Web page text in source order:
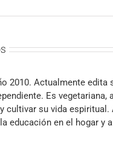
2010. Actualmente edita
Es vegetariana,
cultivar su vida
educación en el hogar y